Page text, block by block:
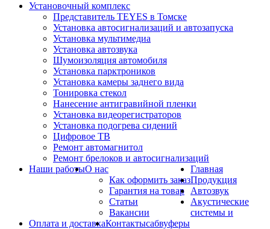
Установочный комплекс
Представитель TEYES в Томске
Установка автосигнализаций и автозапуска
Установка мультимедиа
Установка автозвука
Шумоизоляция автомобиля
Установка парктроников
Установка камеры заднего вида
Тонировка стекол
Нанесение антигравийной пленки
Установка видеорегистраторов
Установка подогрева сидений
Цифровое ТВ
Ремонт автомагнитол
Ремонт брелоков и автосигнализаций
Наши работыО нас
Как оформить заказ
Гарантия на товар
Статьи
Вакансии
Оплата и доставкаКонтакты
Главная
Продукция
Автозвук
Акустические
системы и
сабвуферы